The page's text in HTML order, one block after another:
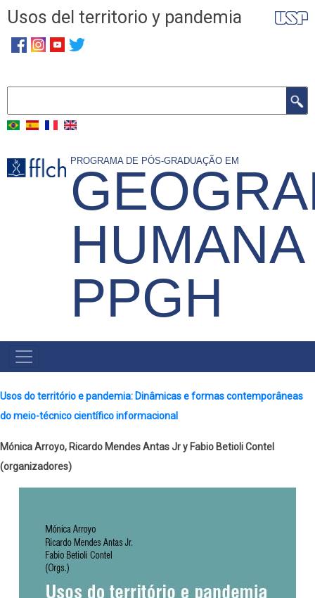
Skip
main
Usos del territorio y pandemia
PROGRAMA DE PÓS-GRADUAÇÃO EM
PPGH
MENU
PRINCIPAL
Usos do território e pandemia: Dinâmicas e formas contemporâneas
do meio-técnico científico informacional
Mónica Arroyo, Ricardo Mendes Antas Jr y Fabio Betioli Contel
(organizadores)